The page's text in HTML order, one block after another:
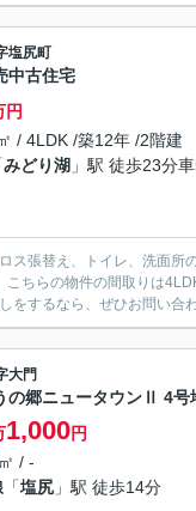
塩尻町
古住宅
円
/ 4LDK /築12年 /2階建
みどり湖 」駅 徒歩23分
ス張替え、トイレ、洗面
ちらの物件の間取りは
をするなら、ぜひお問い合
大門
の郷ニュータウンⅡ 4号
1,000円
/ -
「塩尻 」駅 徒歩14分